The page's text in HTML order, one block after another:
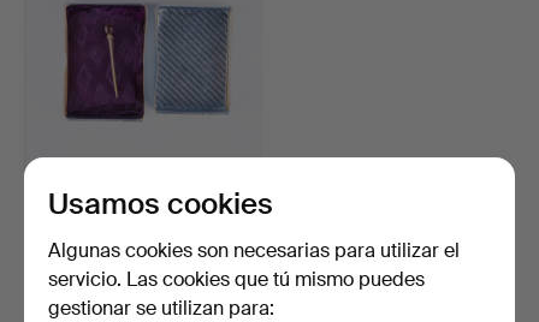
Un broche de oro de 18
Subastado 20 feb 2026
3 pujas
95 USD
Usamos cookies
Algunas cookies son necesarias para utilizar el
servicio. Las cookies que tú mismo puedes
gestionar se utilizan para: